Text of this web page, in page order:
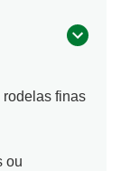
rodelas finas
ou